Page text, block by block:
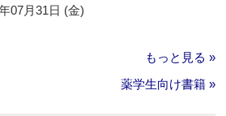
07月31日 (金)
もっと見る »
薬学生向け書籍 »